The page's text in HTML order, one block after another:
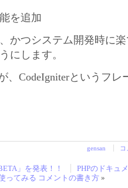
を追加
かつシステム開発時に
にします。
、CodeIgniterというフレ
gensan
」を発表！！
PHPのドキュ
ってみる コメントの書き方 »